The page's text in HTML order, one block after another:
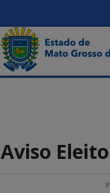
Aviso